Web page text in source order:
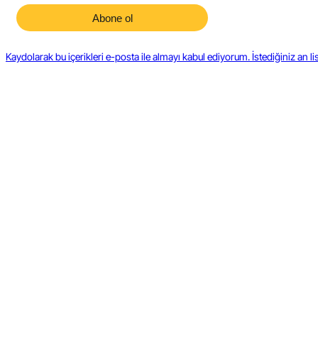
Kaydolarak bu içerikleri e-posta ile almayı kabul ediyorum. İstediğiniz an